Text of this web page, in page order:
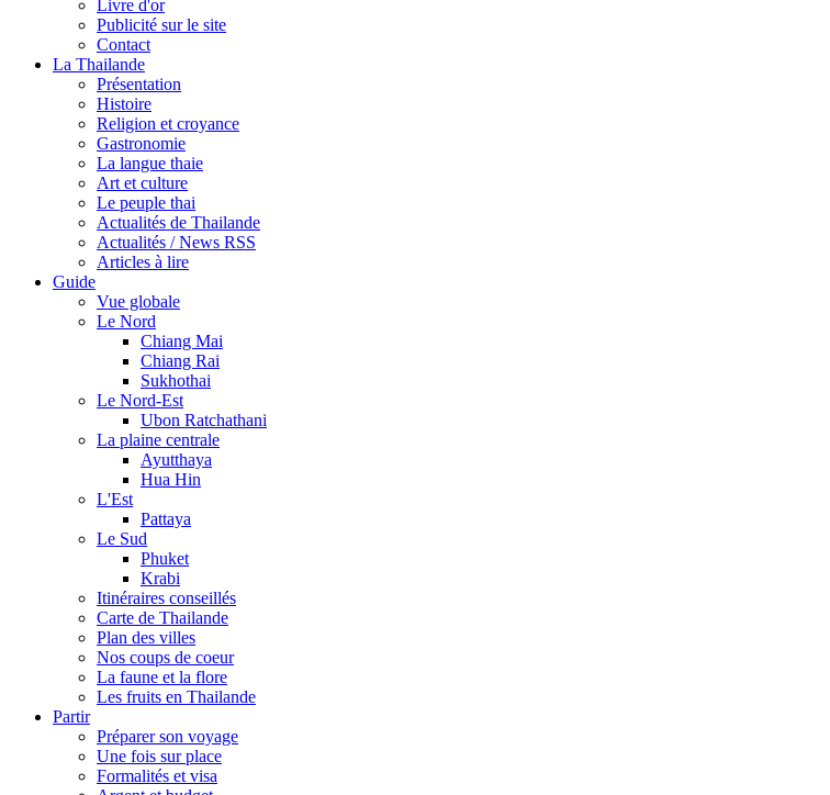
Livre d'or
Publicité sur le site
Contact
La Thailande
Présentation
Histoire
Religion et croyance
Gastronomie
La langue thaie
Art et culture
Le peuple thai
Actualités de Thailande
Actualités / News RSS
Articles à lire
Guide
Vue globale
Le Nord
Chiang Mai
Chiang Rai
Sukhothai
Le Nord-Est
Ubon Ratchathani
La plaine centrale
Ayutthaya
Hua Hin
L'Est
Pattaya
Le Sud
Phuket
Krabi
Itinéraires conseillés
Carte de Thailande
Plan des villes
Nos coups de coeur
La faune et la flore
Les fruits en Thailande
Partir
Préparer son voyage
Une fois sur place
Formalités et visa